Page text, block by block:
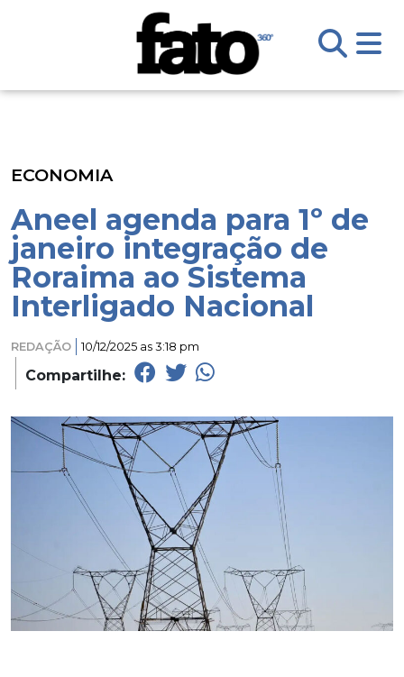
ECONOMIA
Aneel agenda para 1º de
janeiro integração de
Roraima ao Sistema
Interligado Nacional
REDAÇÃO 10/12/2025 as 3:18 pm
Compartilhe: